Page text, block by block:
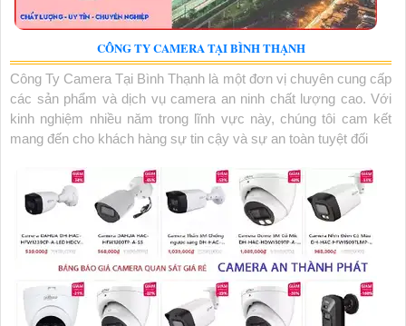
CÔNG TY CAMERA TẠI BÌNH THẠNH
Công Ty Camera Tại Bình Thạnh là một đơn vị chuyên cung cấp
các sản phẩm và dịch vụ camera an ninh chất lượng cao. Với
kinh nghiệm nhiều năm trong lĩnh vực này, chúng tôi cam kết
mang đến cho khách hàng sự tin cậy và sự an toàn tuyệt đối